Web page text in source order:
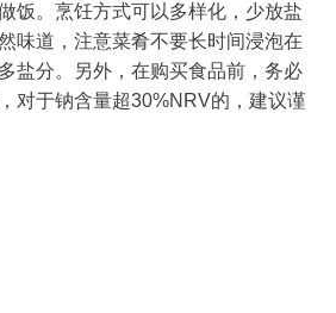
饭。烹饪方式可以多样化，少放盐
味道，注意菜肴不要长时间浸泡在
盐分。另外，在购买食品前，务必
对于钠含量超30%NRV的，建议谨